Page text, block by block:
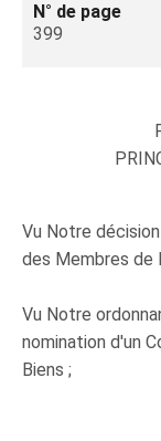
N° de page
399
Vu Notre
des Membres de
Vu Notre
nomination d'un
Biens ;